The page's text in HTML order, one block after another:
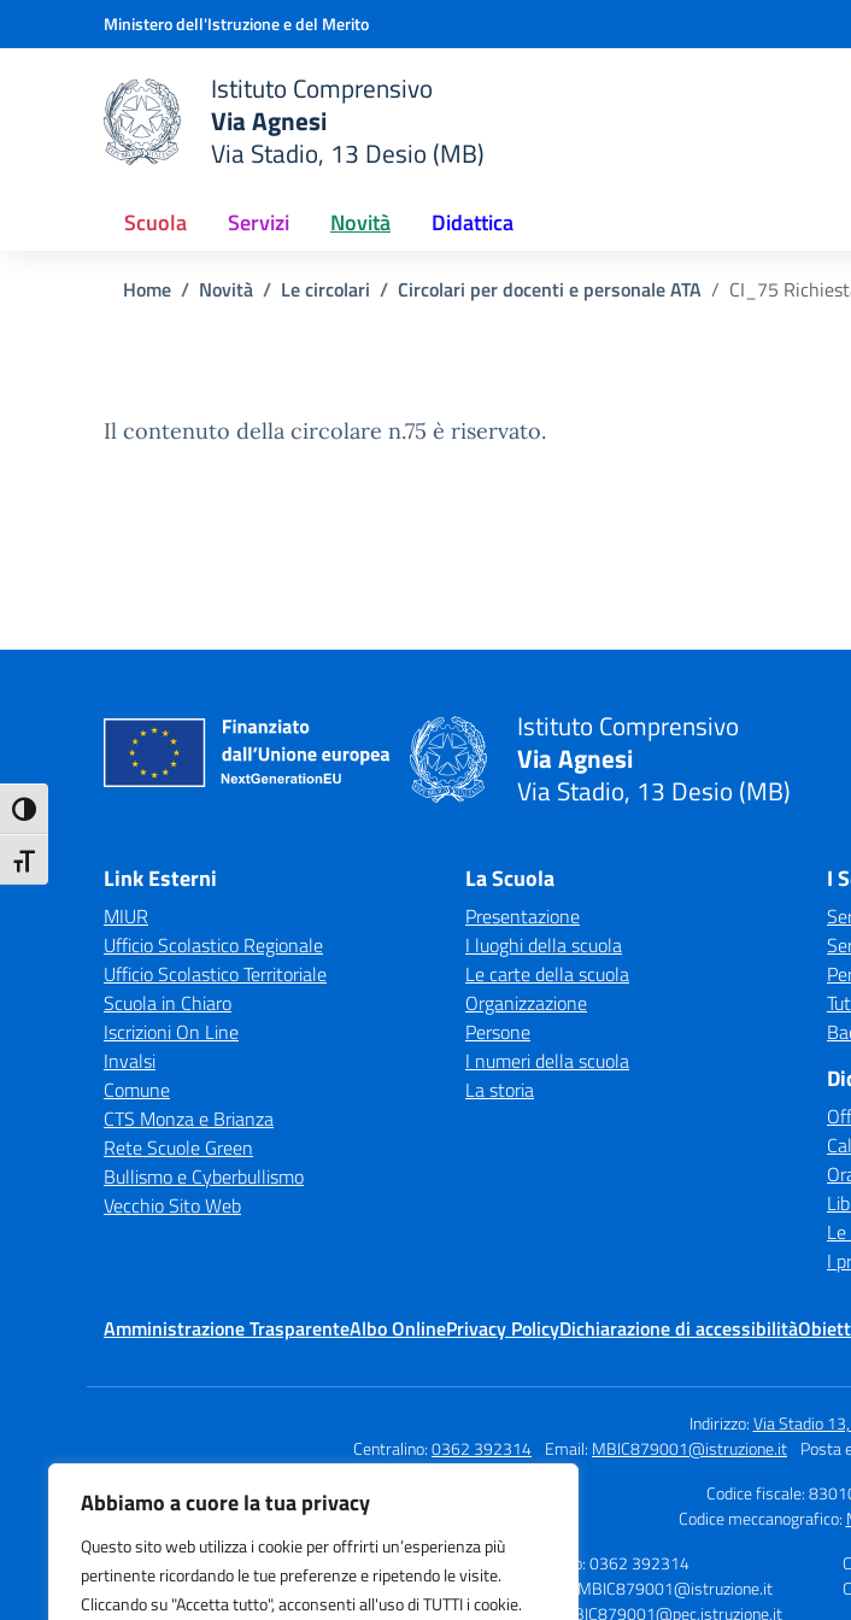
Abbiamo a cuore la tua privacy
Questo sito web utilizza i cookie per offrirti un’esperienza più
pertinente ricordando le tue preferenze e ripetendo le visite.
Cliccando su "Accetta tutto", acconsenti all'uso di TUTTI i cookie.
Attiva/disattiva alto contrasto
Attiva/disattiva dimensione testo
Vai ai contenuti
Vai al menu di navigazioneMinistero dell'Istruzione e del Merito
scuola
Istituto Comprensivo
Via Agnesi
Via Stadio, 13 Desio (MB)
Scuola Servizi Novità Didattica
Home Novità Le circolari Circolari per docenti e personale ATA CI_75
Il contenuto della circolare n.75 è riservato.
Istituto Comprensivo
Via Agnesi
Via Stadio, 13 Desio (MB)
Link Esterni
MIUR
Ufficio Scolastico Regionale
Ufficio Scolastico Territoriale
Scuola in Chiaro
Iscrizioni On Line
Invalsi
Comune
CTS Monza e Brianza
Rete Scuole Green
Bullismo e Cyberbullismo
Vecchio Sito Web
La Scuola
Presentazione
I luoghi della scuola
Le carte della scuola
Organizzazione
Persone
I numeri della scuola
La storia
I
I
Amministrazione TrasparenteAlbo OnlinePrivacy PolicyDichiarazione di accessibilità
Indirizzo:Via Stadio
Centralino:0362 392314 Email: MBIC879001@istruzione.it Posta
Codice fiscale:
Codice meccanografico:
Istituto Comprensivo
Via Agnesi
Via Stadio 13, Desio (MB)
Telefono: 0362 392314
E-mail: MBIC879001@istruzione.it
PEC: MBIC879001@pec.istruzione.it